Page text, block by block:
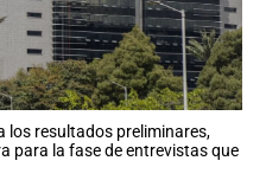
los resultados preliminares,
para la fase de entrevistas que